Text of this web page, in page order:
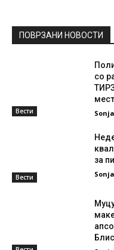
ПОВРЗАНИ НОВОСТИ
Вести
со
Вести
за